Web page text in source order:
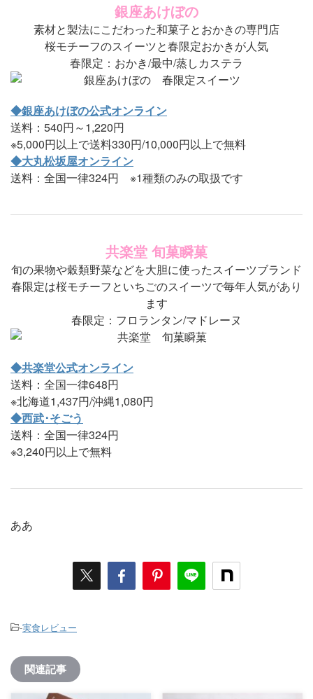
銀座あけぼの
素材と製法にこだわった和菓子とおかきの専門店
桜モチーフのスイーツと春限定おかきが人気
春限定：おかき/最中/蒸しカステラ
◆銀座あけぼの公式オンライン
送料：540円～1,220円
※5,000円以上で送料330円/10,000円以上で無料
◆大丸松坂屋オンライン
送料：全国一律324円 ※1種類のみの取扱です
共楽堂 旬菓瞬菓
旬の果物や穀類野菜などを大胆に使ったスイーツブランド
春限定は桜モチーフといちごのスイーツで毎年人気があり
ます
春限定：フロランタン/マドレーヌ
◆共楽堂公式オンライン
送料：全国一律648円
※北海道1,437円/沖縄1,080円
◆西武･そごう
送料：全国一律324円
※3,240円以上で無料
ああ
-実食レビュー
関連記事